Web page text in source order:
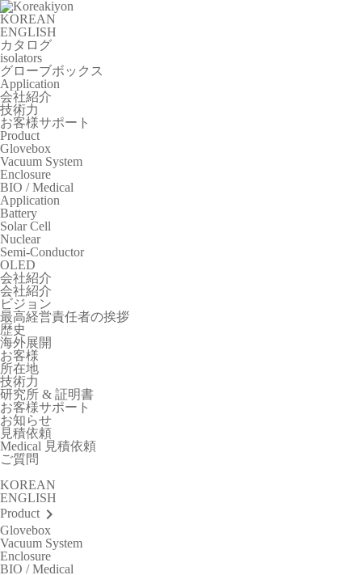
KOREAN
ENGLISH
カタログ
isolators
グローブボックス
Application
会社紹介
技術力
お客様サポート
Product
Glovebox
Vacuum System
Enclosure
BIO / Medical
Application
Battery
Solar Cell
Nuclear
Semi-Conductor
OLED
会社紹介
会社紹介
ビジョン
最高経営責任者の挨拶
歴史
海外展開
お客様
所在地
技術力
研究所 & 証明書
お客様サポート
お知らせ
見積依頼
Medical 見積依頼
ご質問
KOREAN
ENGLISH
Productkeyboard_arrow_right
Glovebox
Vacuum System
Enclosure
BIO / Medical